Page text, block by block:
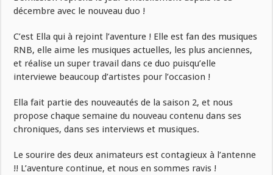
décembre avec le nouveau duo !
C’est Ella qui à rejoint l’aventure ! Elle est fan des musiques
RNB, elle aime les musiques actuelles, les plus anciennes,
et réalise un super travail dans ce duo puisqu’elle
interviewe beaucoup d’artistes pour l’occasion !
Ella fait partie des nouveautés de la saison 2, et nous
propose chaque semaine du nouveau contenu dans ses
chroniques, dans ses interviews et musiques.
Le sourire des deux animateurs est contagieux à l’antenne
!! L’aventure continue, et nous en sommes ravis !